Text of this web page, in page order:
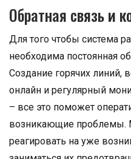
Обратная связь и
Для того чтобы система
необходима постоянная
Создание горячих линий,
онлайн и регулярный
– все это поможет
возникающие проблемы.
реагировать на уже